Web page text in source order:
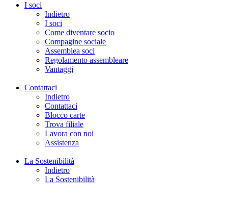
I soci
Indietro
I soci
Come diventare socio
Compagine sociale
Assemblea soci
Regolamento assembleare
Vantaggi
Contattaci
Indietro
Contattaci
Blocco carte
Trova filiale
Lavora con noi
Assistenza
La Sostenibilità
Indietro
La Sostenibilità